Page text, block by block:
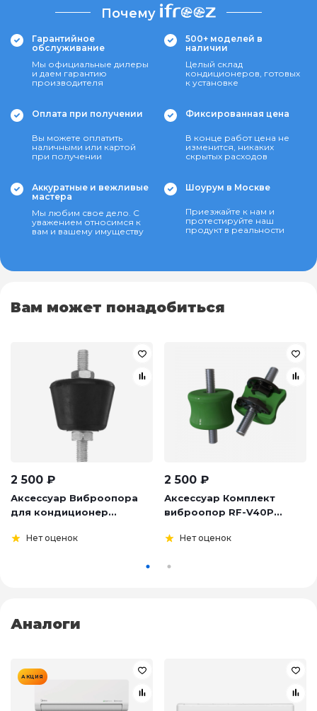
Почему
Гарантийное
обслуживание
Мы официальные дилеры
и даем гарантию
производителя
500+ моделей в
наличии
Целый склад
кондиционеров, готовых
к установке
Оплата при получении
Вы можете оплатить
наличными или картой
при получении
Фиксированная цена
В конце работ цена не
изменится, никаких
скрытых расходов
Аккуратные и вежливые
мастера
Мы любим свое дело. С
уважением относимся к
вам и вашему имуществу
Шоурум в Москве
Приезжайте к нам и
протестируйте наш
продукт в реальности
Вам может понадобиться
2 500 ₽
Аксессуар Виброопора
для кондиционер...
Нет оценок
2 500 ₽
Аксессуар Комплект
виброопор RF-V40P...
Нет оценок
Аналоги
АКЦИЯ